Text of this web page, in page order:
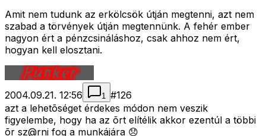
Amit nem tudunk az erkölcsök útján megtenni, azt nem
szabad a törvények útján megtennünk. A fehér ember
nagyon ért a pénzcsináláshoz, csak ahhoz nem ért,
hogyan kell elosztani.
2004.09.21. 12:56 1 #126
azt a lehetõséget érdekes módon nem veszik
figyelembe, hogy ha az õrt elítélik akkor ezentúl a többi
õr sz@rni fog a munkájára 😞